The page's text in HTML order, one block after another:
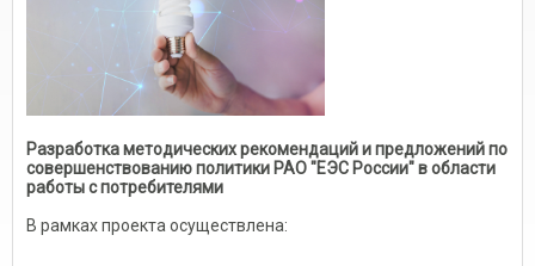
Разработка методических рекомендаций и предложений по
совершенствованию политики РАО "ЕЭС России" в области
работы с потребителями
В рамках проекта осуществлена: